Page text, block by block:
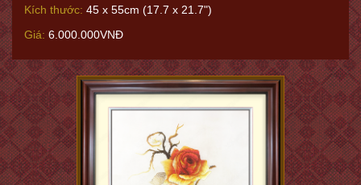
Kích thước: 45 x 55cm (17.7 x 21.7")
Giá: 6.000.000VNĐ